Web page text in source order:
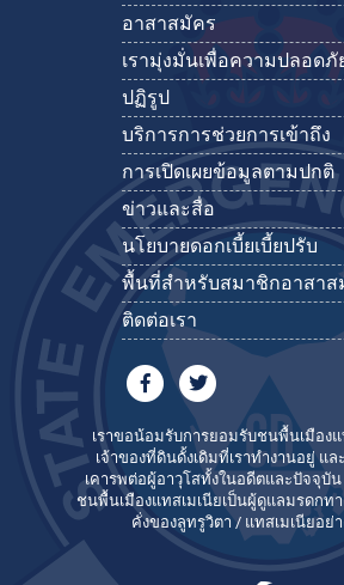
อาสาสมัคร
เรามุ่งมั่นเพื่อความปลอดภั
ปฏิรูป
บริการการช่วยการเข้าถึง
การเปิดเผยข้อมูลตามปกติ
ข่าวและสื่อ
นโยบายดอกเบี้ยเบี้ยปรับ
พื้นที่สำหรับสมาชิกอาสาส
ติดต่อเรา
เราขอน้อมรับการยอมรับชนพื้นเมืองแ
เจ้าของที่ดินดั้งเดิมที่เราทำงานอยู่ แ
เคารพต่อผู้อาวุโสทั้งในอดีตและปัจจุบัน
ชนพื้นเมืองแทสเมเนียเป็นผู้ดูแลมรดกท
คั่งของลูทรูวิตา / แทสเมเนียอย่า